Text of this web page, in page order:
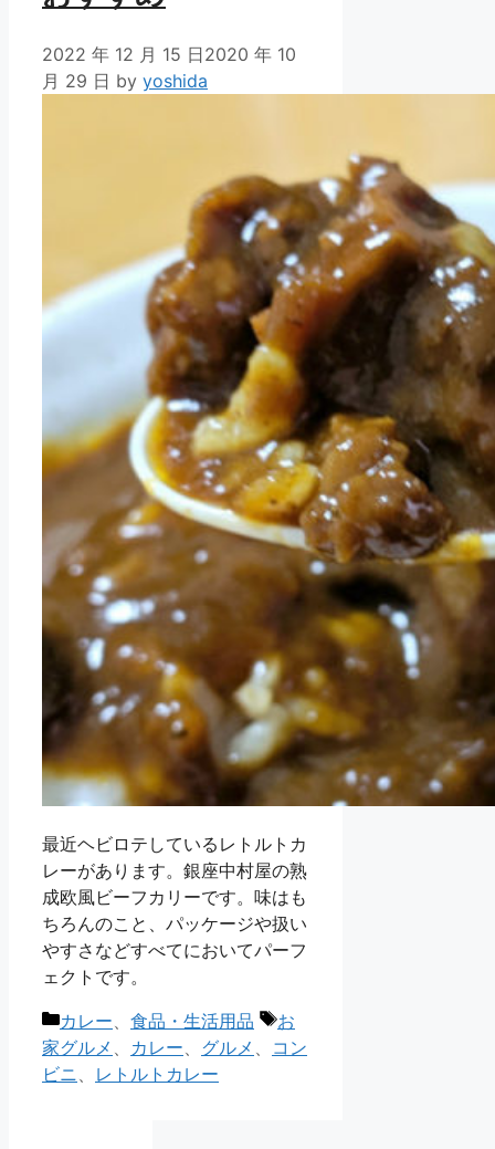
2022 年 12 月 15 日2020 年 10
月 29 日 by yoshida
最近ヘビロテしているレトルトカ
レーがあります。銀座中村屋の熟
成欧風ビーフカリーです。味はも
ちろんのこと、パッケージや扱い
やすさなどすべてにおいてパーフ
ェクトです。
カ
テ
ゴ
カレー、 食品・生活用品
タ
グ
お
家グルメ 、 カレー、 グルメ 、 コン
ビニ、 レトルトカレー